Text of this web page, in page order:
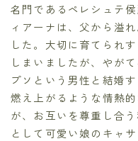
名門であるペレシュテ
ィアーナは、父から溢
した。大切に育てられ
しまいましたが、やが
プソという男性と結婚
燃え上がるような情熱
が、お互いを尊重し合
として可愛い娘のキャ